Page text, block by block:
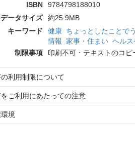
ISBN
9784798188010
データサイズ
約25.9MB
キーワード
健康 ちょっとしたことで
情報 家事・住まい ヘルス
制限事項
印刷不可・テキストのコピ
利用制限について
ご利用にあたっての注意
境